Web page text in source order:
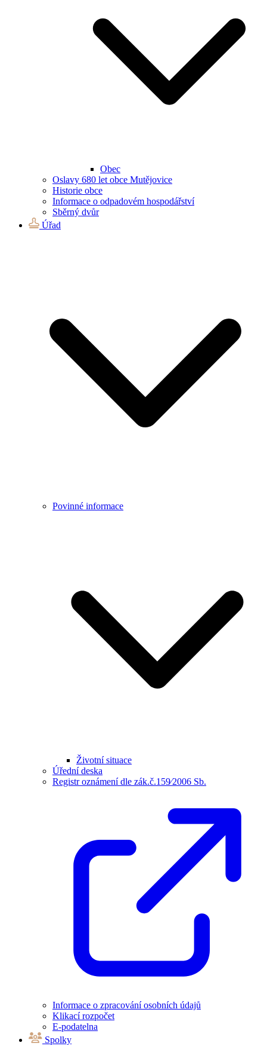
Obec
Oslavy 680 let obce Mutějovice
Historie obce
Informace o odpadovém hospodářství
Sběrný dvůr
Úřad
Povinné informace
Životní situace
Úřední deska
Registr oznámení dle zák.č.159⁄2006 Sb.
Informace o zpracování osobních údajů
Klikací rozpočet
E-podatelna
Spolky